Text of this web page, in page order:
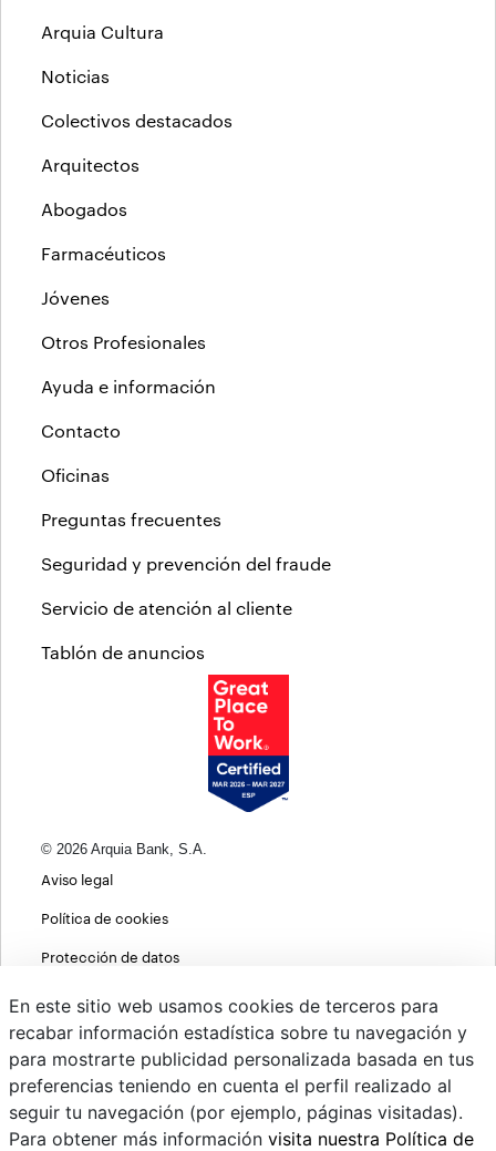
Arquia Cultura
Noticias
Colectivos destacados
Arquitectos
Abogados
Farmacéuticos
Jóvenes
Otros Profesionales
Ayuda e información
Contacto
Oficinas
Preguntas frecuentes
Seguridad y prevención del fraude
Servicio de atención al cliente
Tablón de anuncios
© 2026 Arquia Bank, S.A.
Aviso legal
Política de cookies
Protección de datos
Política de privacidad web
MIFID
PSD2
En este sitio web usamos cookies de terceros para
recabar información estadística sobre tu navegación y
para mostrarte publicidad personalizada basada en tus
preferencias teniendo en cuenta el perfil realizado al
seguir tu navegación (por ejemplo, páginas visitadas).
Para obtener más información visita nuestra Política de